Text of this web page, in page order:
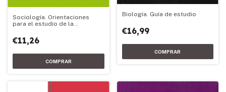
Sociología. Orientaciones
para el estudio de la
€11,26
Biología. Guía de estudio
€16,99